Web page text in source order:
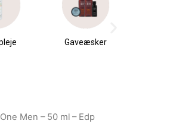
Gaveæsker
Men – 50 ml – Edp